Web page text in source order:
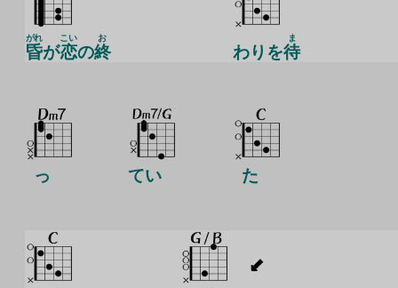
昏
がれ
が恋
こい
の終
お
わりを待
ま
っ てい た